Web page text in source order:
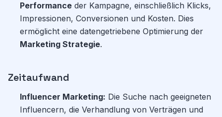
Performance der Kampagne, einschließlich Klicks,
Impressionen, Conversionen und Kosten. Dies
ermöglicht eine datengetriebene Optimierung der
Marketing Strategie.
Zeitaufwand
Influencer Marketing: Die Suche nach geeigneten
Influencern, die Verhandlung von Verträgen und